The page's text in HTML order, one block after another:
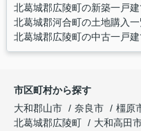
北葛城郡広陵町の新築一戸
北葛城郡河合町の土地購入
北葛城郡広陵町の中古一戸
市区町村から探す
大和郡山市
奈良市 橿原
北葛城郡広陵町
大和高田